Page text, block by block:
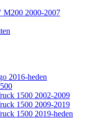
M200 2000-2007
2016-heden
1500 2002-2009
1500 2009-2019
1500 2019-heden